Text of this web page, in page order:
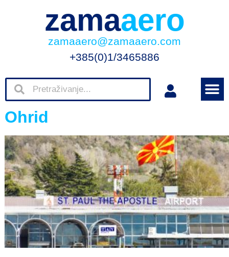
zamaaero
zamaaero@zamaaero.com
+385(0)1/3465886
Ohrid